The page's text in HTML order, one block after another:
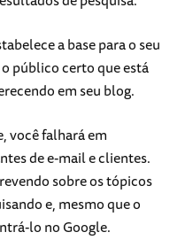
a base para o seu
público certo que está
em seu blog.
você falhará em
de e-mail e clientes.
sobre os tópicos
e, mesmo que o
lo no Google.